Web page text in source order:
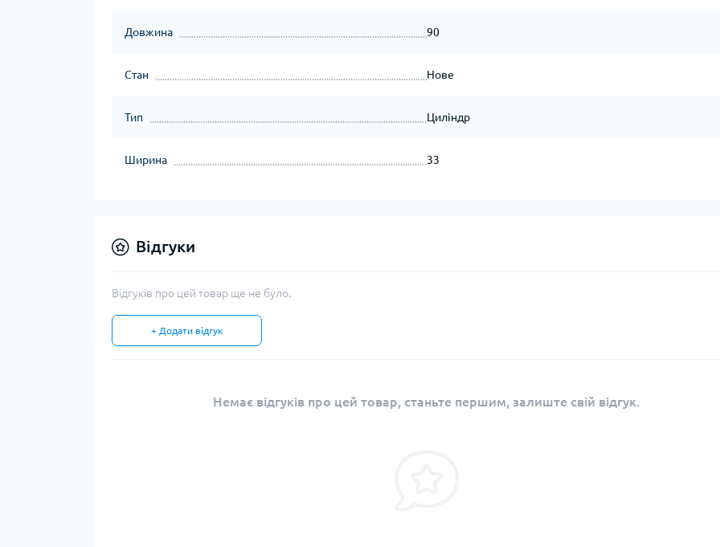
Довжина 90
Стан Нове
Тип Циліндр
Ширина 33
Відгуки
Відгуків про цей товар ще не було.
+ Додати відгук
Немає відгуків про цей товар, станьте першим, залиште свій відгук.